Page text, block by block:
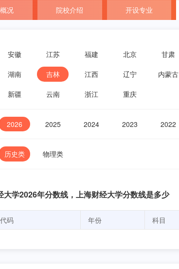
况 院校介绍 开设专业
安徽 江苏 福建 北京 甘肃
湖南 吉林 江西 辽宁 内蒙古
新疆 云南 浙江 重庆
2026 2025 2024 2023 2022
历史类 物理类
大学2026年分数线，上海财经大学分数线是多少
码 年份 科目